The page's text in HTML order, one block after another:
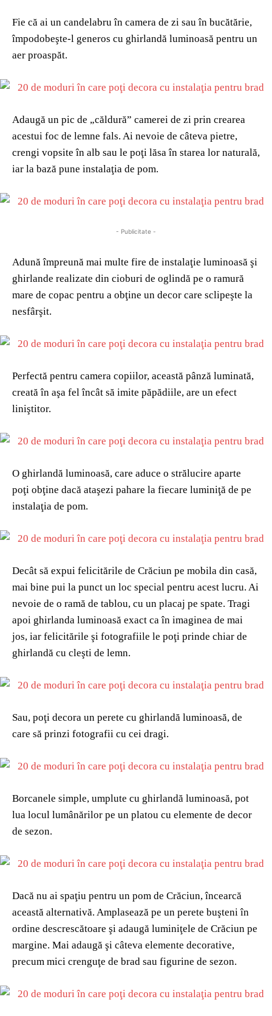
Fie că ai un candelabru în camera de zi sau în bucătărie,
împodobeşte-l generos cu ghirlandă luminoasă pentru un
aer proaspăt.
Adaugă un pic de „căldură” camerei de zi prin crearea
acestui foc de lemne fals. Ai nevoie de câteva pietre,
crengi vopsite în alb sau le poţi lăsa în starea lor naturală,
iar la bază pune instalaţia de pom.
- Publicitate -
Adună împreună mai multe fire de instalaţie luminoasă şi
ghirlande realizate din cioburi de oglindă pe o ramură
mare de copac pentru a obţine un decor care sclipeşte la
nesfârşit.
Perfectă pentru camera copiilor, această pânză luminată,
creată în aşa fel încât să imite păpădiile, are un efect
liniştitor.
O ghirlandă luminoasă, care aduce o strălucire aparte
poţi obţine dacă ataşezi pahare la fiecare luminiţă de pe
instalaţia de pom.
Decât să expui felicitările de Crăciun pe mobila din casă,
mai bine pui la punct un loc special pentru acest lucru. Ai
nevoie de o ramă de tablou, cu un placaj pe spate. Tragi
apoi ghirlanda luminoasă exact ca în imaginea de mai
jos, iar felicitările şi fotografiile le poţi prinde chiar de
ghirlandă cu cleşti de lemn.
Sau, poţi decora un perete cu ghirlandă luminoasă, de
care să prinzi fotografii cu cei dragi.
Borcanele simple, umplute cu ghirlandă luminoasă, pot
lua locul lumânărilor pe un platou cu elemente de decor
de sezon.
Dacă nu ai spaţiu pentru un pom de Crăciun, încearcă
această alternativă. Amplasează pe un perete buşteni în
ordine descrescătoare şi adaugă luminiţele de Crăciun pe
margine. Mai adaugă şi câteva elemente decorative,
precum mici crenguţe de brad sau figurine de sezon.